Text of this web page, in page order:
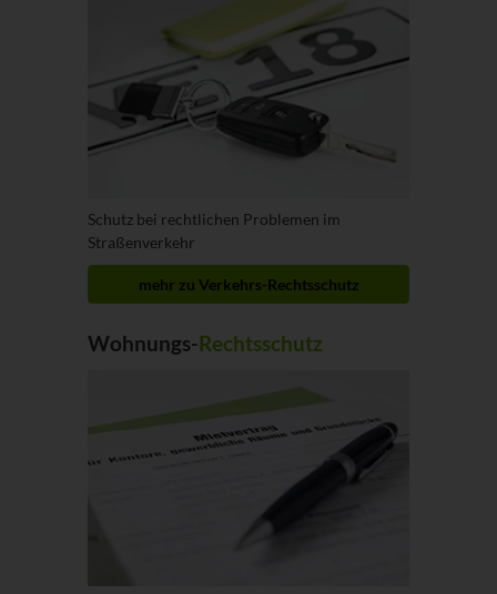
Schutz bei rechtlichen Problemen im
Straßenverkehr
mehr zu Verkehrs-Rechtsschutz
Wohnungs-Rechtsschutz